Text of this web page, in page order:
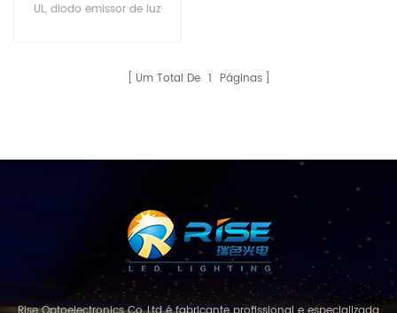
UL, diodo emissor de luz
Um Total De 1 Páginas